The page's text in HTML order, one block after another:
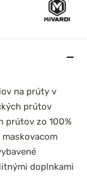
na prúty v
prútov
prútov zo 100%
doplnkami